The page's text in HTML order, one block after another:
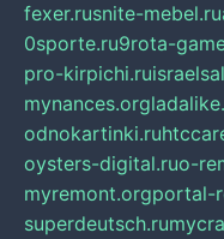
fexer.rusnite-mebel.ru
0sporte.ru9rota-
pro-kirpichi.ru
mynances.org
odnokartinki.ru
oysters-digital.ruo-
myremont.orgportal-
superdeutsch.ru